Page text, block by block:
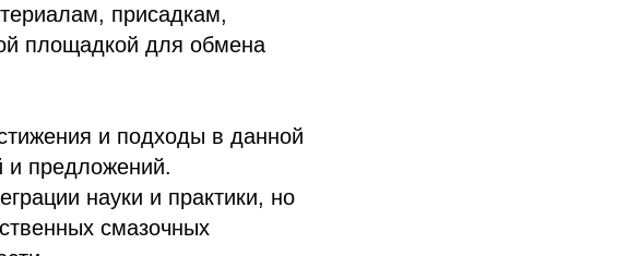
присадкам,
площадкой для обмена
и подходы в данной
и предложений.
науки и практики, но
смазочных